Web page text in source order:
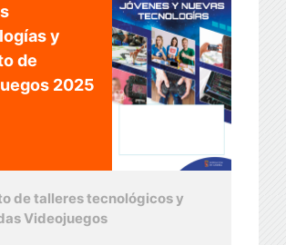
y
de
2025
de talleres tecnológicos y
Videojuegos